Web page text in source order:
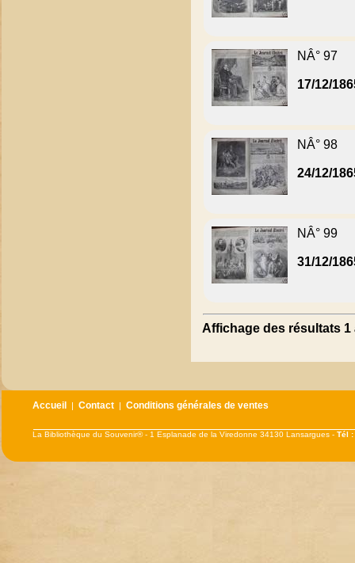
NÂ° 97
17/12/
NÂ° 98
24/12/
NÂ° 99
31/12/
Affichage des résultats 1
Accueil |Contact |Conditions générales de ventes
La Bibliothèque du Souvenir® - 1 Esplanade de la Viredonne 34130 Lansargues -Tél